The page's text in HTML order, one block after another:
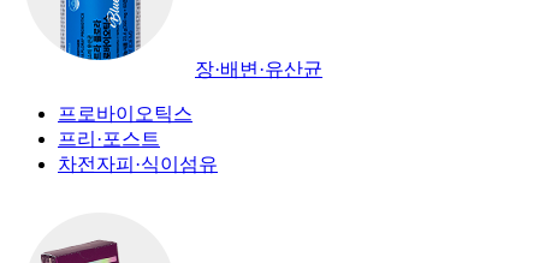
장·배변·유산균
프로바이오틱스
프리·포스트
차전자피·식이섬유